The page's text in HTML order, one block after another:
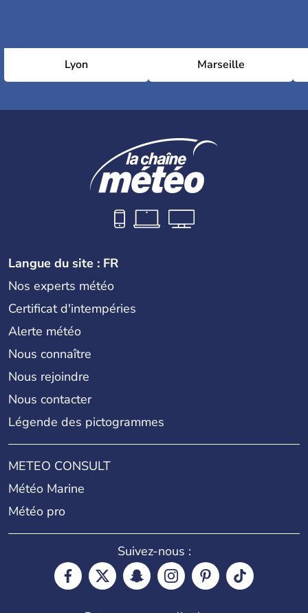
Lyon Marseille
Langue du site : FR
Nos experts météo
Certificat d'intempéries
Alerte météo
Nous connaître
Nous rejoindre
Nous contacter
Légende des pictogrammes
METEO CONSULT
Météo Marine
Météo pro
Suivez-nous :